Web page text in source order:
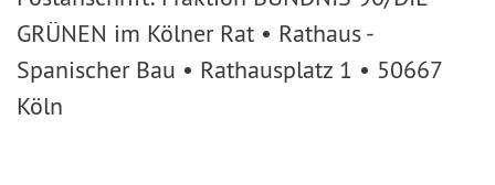
GRÜNEN im Kölner Rat • Rathaus -
Spanischer Bau • Rathausplatz 1 • 50667
Köln